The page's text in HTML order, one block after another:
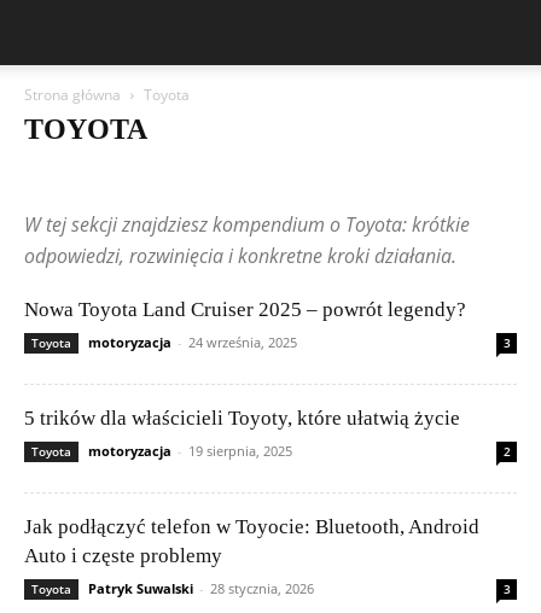
Strona główna Toyota
TOYOTA
Honda
Hyundai Jeep Kia Lamborghini Lexus
Maserati
Mazda
Mercedes-Benz Mitsubishi Nissan
Peugeot
Porsche
Tesla Volkswagen (VW) Volvo
W tej sekcji znajdziesz kompendium o Toyota: krótkie
odpowiedzi, rozwinięcia i konkretne kroki działania.
Nowa Toyota Land Cruiser 2025 – powrót legendy?
Toyota motoryzacja - 24 września, 2025 3
5 trików dla właścicieli Toyoty, które ułatwią życie
Toyota motoryzacja - 19 sierpnia, 2025 2
Jak podłączyć telefon w Toyocie: Bluetooth, Android
Auto i częste problemy
Toyota Patryk Suwalski - 28 stycznia, 2026 3